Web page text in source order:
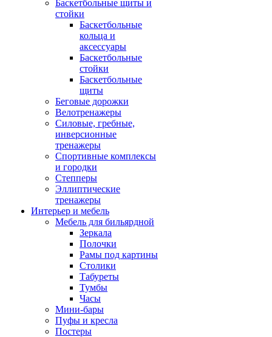
Баскетбольные щиты и
стойки
Баскетбольные
кольца и
аксессуары
Баскетбольные
стойки
Баскетбольные
щиты
Беговые дорожки
Велотренажеры
Силовые, гребные,
инверсионные
тренажеры
Спортивные комплексы
и городки
Степперы
Эллиптические
тренажеры
Интерьер и мебель
Мебель для бильярдной
Зеркала
Полочки
Рамы под картины
Столики
Табуреты
Тумбы
Часы
Мини-бары
Пуфы и кресла
Постеры